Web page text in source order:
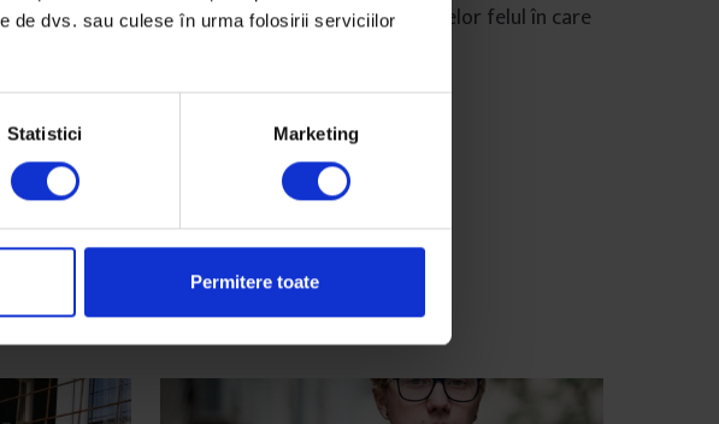
de dvs. sau culese în urma folosirii serviciilor
Statistici Marketing
Permitere toate
femeile
Ce efect are în viața adolescentelor felul în care
Timp de citire: 7 minute
12 septembrie 2019